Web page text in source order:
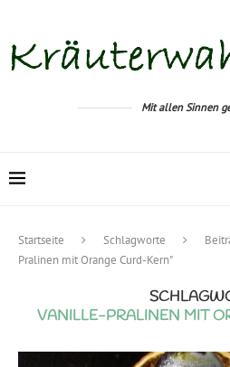
Mit allen Sinnen
Startseite Schlagworte
Pralinen mit Orange Curd-Kern"
VANILLE-PRALINEN MIT